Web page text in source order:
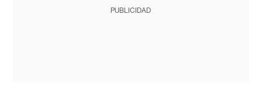
PUBLICIDAD